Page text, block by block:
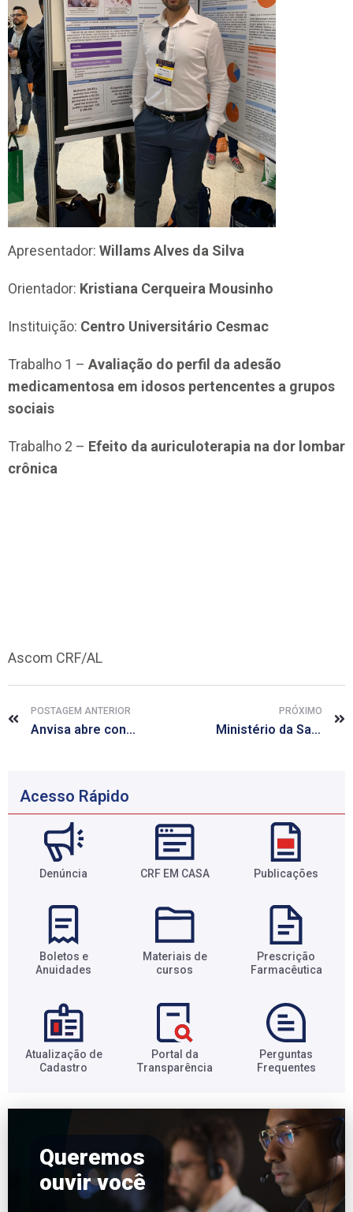
Apresentador: Willams Alves da Silva
Orientador: Kristiana Cerqueira Mousinho
Instituição: Centro Universitário Cesmac
Trabalho 1 – Avaliação do perfil da adesão
medicamentosa em idosos pertencentes a grupos
sociais
Trabalho 2 – Efeito da auriculoterapia na dor lombar
crônica
Ascom CRF/AL
POSTAGEM ANTERIOR
Anvisa abre consulta pública sobre medicamentos sob prescrição se tornarem MIPs
PRÓXIMO
Ministério da Saúde abre edital para capacitação de farmacêutico no SUS em segurança do paciente
Acesso Rápido
Denúncia CRF EM CASA Publicações
Boletos e
Anuidades​
Materiais de
cursos​
Prescrição
Farmacêutica​
Atualização de
Cadastro​
Portal da
Transparência​
Perguntas
Frequentes​
Queremos
ouvir você